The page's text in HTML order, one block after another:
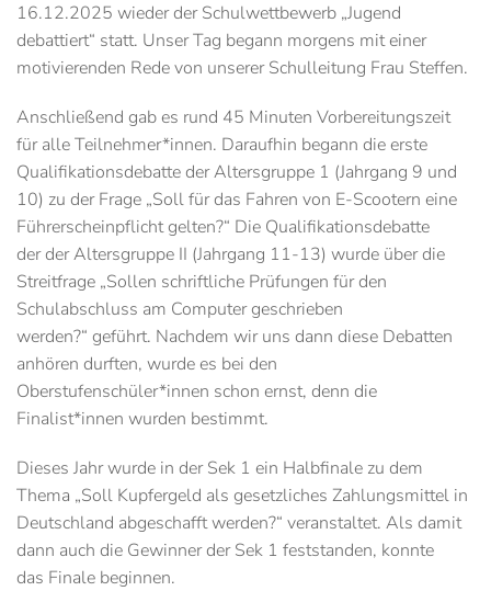
16.12.2025 wieder der Schulwettbewerb „Jugend
debattiert“ statt. Unser Tag begann morgens mit einer
motivierenden Rede von unserer Schulleitung Frau Steffen.
Anschließend gab es rund 45 Minuten Vorbereitungszeit
für alle Teilnehmer*innen. Daraufhin begann die erste
Qualifikationsdebatte der Altersgruppe 1 (Jahrgang 9 und
10) zu der Frage „Soll für das Fahren von E-Scootern eine
Führerscheinpflicht gelten?“ Die Qualifikationsdebatte
der der Altersgruppe II (Jahrgang 11-13) wurde über die
Streitfrage „Sollen schriftliche Prüfungen für den
Schulabschluss am Computer geschrieben
werden?“ geführt. Nachdem wir uns dann diese Debatten
anhören durften, wurde es bei den
Oberstufenschüler*innen schon ernst, denn die
Finalist*innen wurden bestimmt.
Dieses Jahr wurde in der Sek 1 ein Halbfinale zu dem
Thema „Soll Kupfergeld als gesetzliches Zahlungsmittel in
Deutschland abgeschafft werden?“ veranstaltet. Als damit
dann auch die Gewinner der Sek 1 feststanden, konnte
das Finale beginnen.